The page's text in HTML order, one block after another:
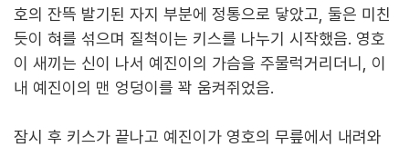
호의 잔뜩 발기된 자지 부분에 정통으로 닿았고, 둘은 미친
듯이 혀를 섞으며 질척이는 키스를 나누기 시작했음. 영호
이 새끼는 신이 나서 예진이의 가슴을 주물럭거리더니, 이
내 예진이의 맨 엉덩이를 꽉 움켜쥐었음.
잠시 후 키스가 끝나고 예진이가 영호의 무릎에서 내려와